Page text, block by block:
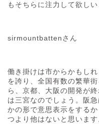
もそちらに注力して欲し
sirmountbattenさん
働き掛けは市からかもし
を誇り、全国有数の繁華
ら、京都、大阪の開発が
は三宮なのでしょう。阪
かの形で意思表示をする
つより他はないと思います